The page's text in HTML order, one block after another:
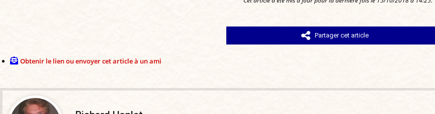
Partager cet article
Obtenir le lien ou envoyer cet article à un ami